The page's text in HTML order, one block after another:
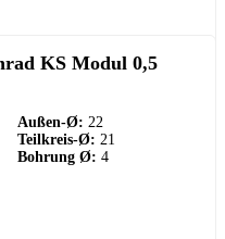
KS Modul 0,5
Außen-Ø: 22
Teilkreis-Ø: 21
Bohrung Ø: 4